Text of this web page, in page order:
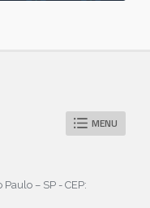
MENU
– SP - CEP: